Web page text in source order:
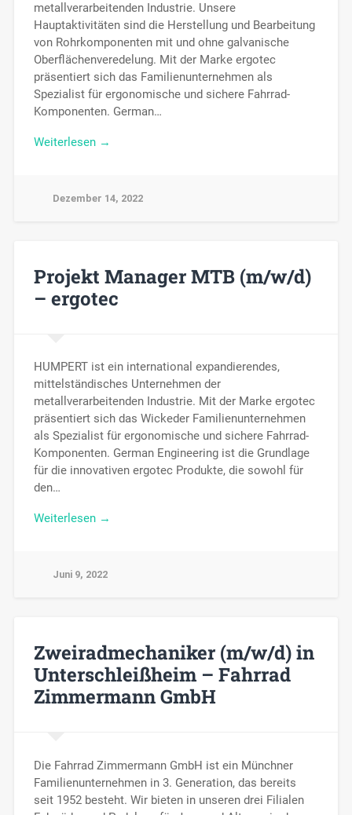
metallverarbeitenden Industrie. Unsere
Hauptaktivitäten sind die Herstellung und Bearbeitung
von Rohrkomponenten mit und ohne galvanische
Oberflächenveredelung. Mit der Marke ergotec
präsentiert sich das Familienunternehmen als
Spezialist für ergonomische und sichere Fahrrad-
Komponenten. German…
Weiterlesen →
Dezember 14, 2022
Projekt Manager MTB (m/w/d)
– ergotec
HUMPERT ist ein international expandierendes,
mittelständisches Unternehmen der
metallverarbeitenden Industrie. Mit der Marke ergotec
präsentiert sich das Wickeder Familienunternehmen
als Spezialist für ergonomische und sichere Fahrrad-
Komponenten. German Engineering ist die Grundlage
für die innovativen ergotec Produkte, die sowohl für
den…
Weiterlesen →
Juni 9, 2022
Zweiradmechaniker (m/w/d) in
Unterschleißheim – Fahrrad
Zimmermann GmbH
Die Fahrrad Zimmermann GmbH ist ein Münchner
Familienunternehmen in 3. Generation, das bereits
seit 1952 besteht. Wir bieten in unseren drei Filialen